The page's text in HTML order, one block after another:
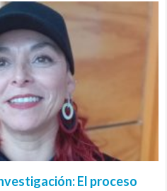
El proceso